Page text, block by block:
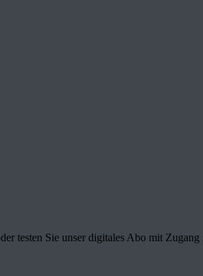
testen Sie unser digitales Abo mit